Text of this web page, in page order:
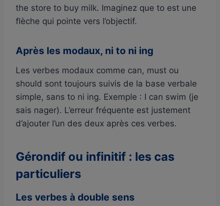
the store to buy milk. Imaginez que to est une
flèche qui pointe vers l’objectif.
Après les modaux, ni to ni ing
Les verbes modaux comme can, must ou
should sont toujours suivis de la base verbale
simple, sans to ni ing. Exemple : I can swim (je
sais nager). L’erreur fréquente est justement
d’ajouter l’un des deux après ces verbes.
Gérondif ou infinitif : les cas
particuliers
Les verbes à double sens